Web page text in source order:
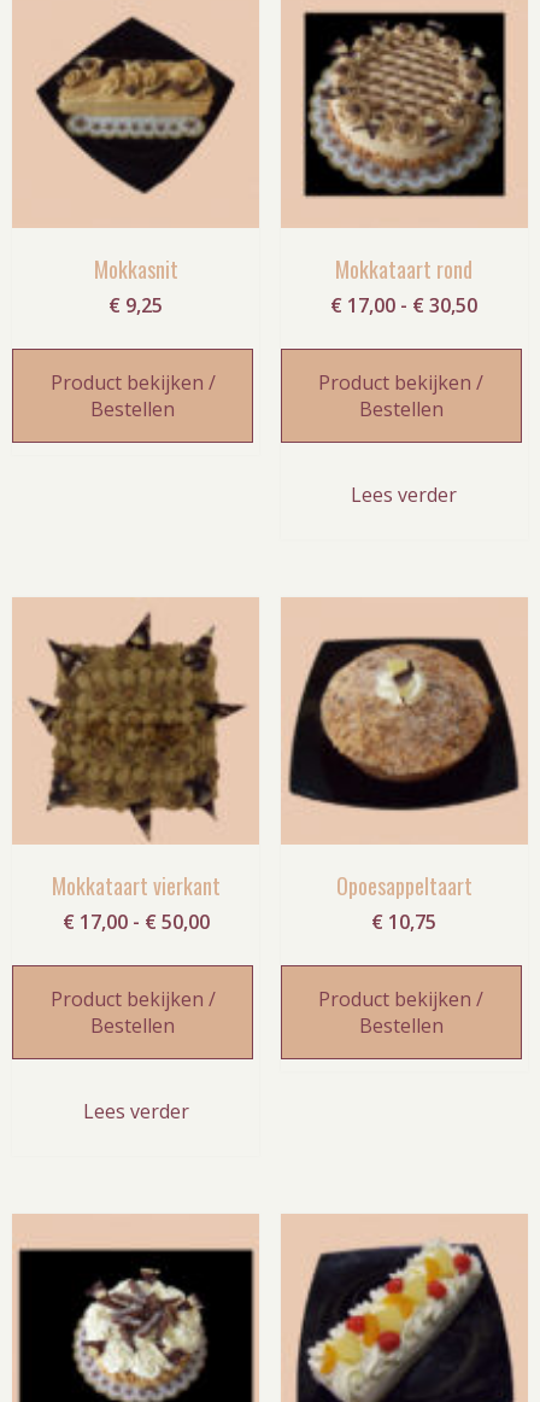
Mokkasnit
€ 9,25
Product bekijken /
Bestellen
Mokkataart rond
€ 17,00 - € 30,50
tot
€
Product bekijken /
Bestellen
Lees verder
Mokkataart vierkant
€ 17,00 - € 50,00Prijsklasse:
tot
€ 50,00
Product bekijken /
Bestellen
Lees verder
Opoesappeltaart
€ 10,75
Product bekijken /
Bestellen